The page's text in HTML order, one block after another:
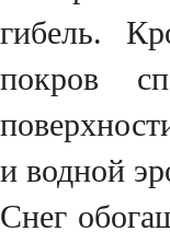
гибель.
покров
и водной
Снег